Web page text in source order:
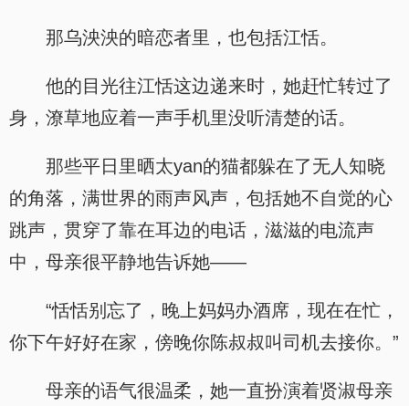
那乌泱泱的暗恋者里，也包括江恬。
他的目光往江恬这边递来时，她赶忙转过了
身，潦草地应着一声手机里没听清楚的话。
那些平日里晒太yan的猫都躲在了无人知晓
的角落，满世界的雨声风声，包括她不自觉的心
跳声，贯穿了靠在耳边的电话，滋滋的电流声
中，母亲很平静地告诉她——
“恬恬别忘了，晚上妈妈办酒席，现在在忙，
你下午好好在家，傍晚你陈叔叔叫司机去接你。”
母亲的语气很温柔，她一直扮演着贤淑母亲